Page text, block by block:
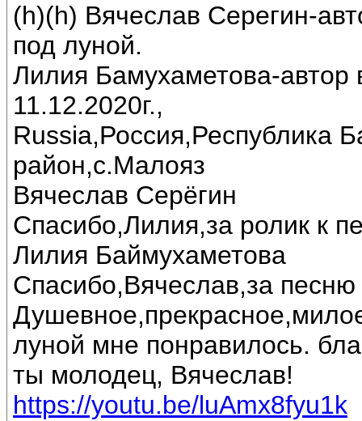
(h)(h) Вячеслав Серегин-
под луной.
Лилия Бамухаметова-автор
11.12.2020г.,
Russia,Россия,Республика
район,с.Малояз
Вячеслав Серёгин
Спасибо,Лилия,за ролик к
Лилия Баймухаметова
Спасибо,Вячеслав,за песню
луной мне понравилось.
ты молодец, Вячеслав!
https://youtu.be/luAmx8fyu1k